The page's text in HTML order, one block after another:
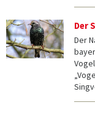
Der
Der